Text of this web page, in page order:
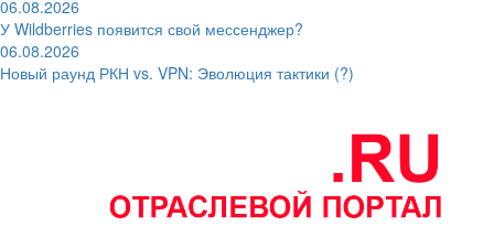
06.08.2026
У Wildberries появится свой мессенджер?
06.08.2026
Новый раунд РКН vs. VPN: Эволюция тактики (?)